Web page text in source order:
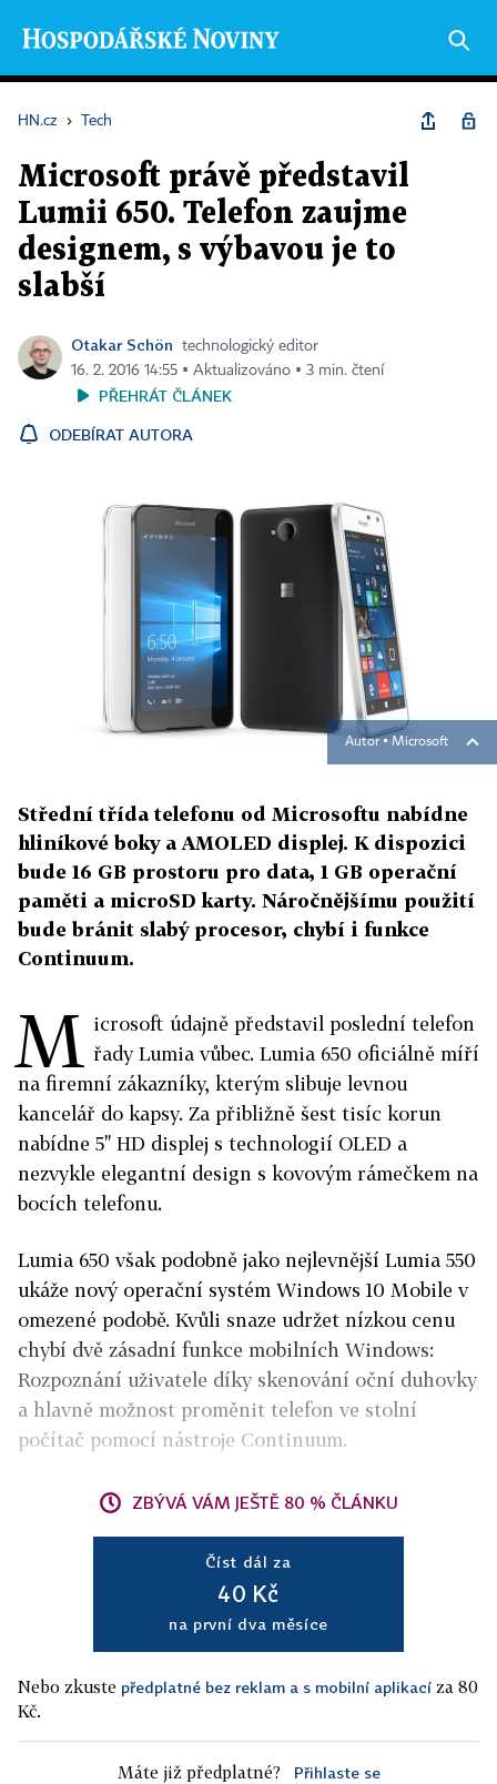
HN.cz › Tech
Microsoft právě představil
Lumii 650. Telefon zaujme
designem, s výbavou je to
slabší
Otakar Schön
technologický editor
16. 2. 2016 14:55 ▪ Aktualizováno ▪ 3 min. čtení
PŘEHRÁT ČLÁNEK
ODEBÍRAT AUTORA
Autor ▪ Microsoft
Střední třída telefonu od Microsoftu nabídne
hliníkové boky a AMOLED displej. K dispozici
bude 16 GB prostoru pro data, 1 GB operační
paměti a microSD karty. Náročnějšímu použití
bude bránit slabý procesor, chybí i funkce
Continuum.
M icrosoft údajně představil poslední telefon
řady Lumia vůbec. Lumia 650 oficiálně míří
na firemní zákazníky, kterým slibuje levnou
kancelář do kapsy. Za přibližně šest tisíc korun
nabídne 5" HD displej s technologií OLED a
nezvykle elegantní design s kovovým rámečkem na
bocích telefonu.
Lumia 650 však podobně jako nejlevnější Lumia 550
ukáže nový operační systém Windows 10 Mobile v
omezené podobě. Kvůli snaze udržet nízkou cenu
chybí dvě zásadní funkce mobilních Windows:
Rozpoznání uživatele díky skenování oční duhovky
a hlavně možnost proměnit telefon ve stolní
počítač pomocí nástroje Continuum.
ZBÝVÁ VÁM JEŠTĚ 80 % ČLÁNKU
Číst dál za
40 Kč
na první dva měsíce
Nebo zkuste předplatné bez reklam a s mobilní aplikací za 80
Kč.
Máte již předplatné? Přihlaste se